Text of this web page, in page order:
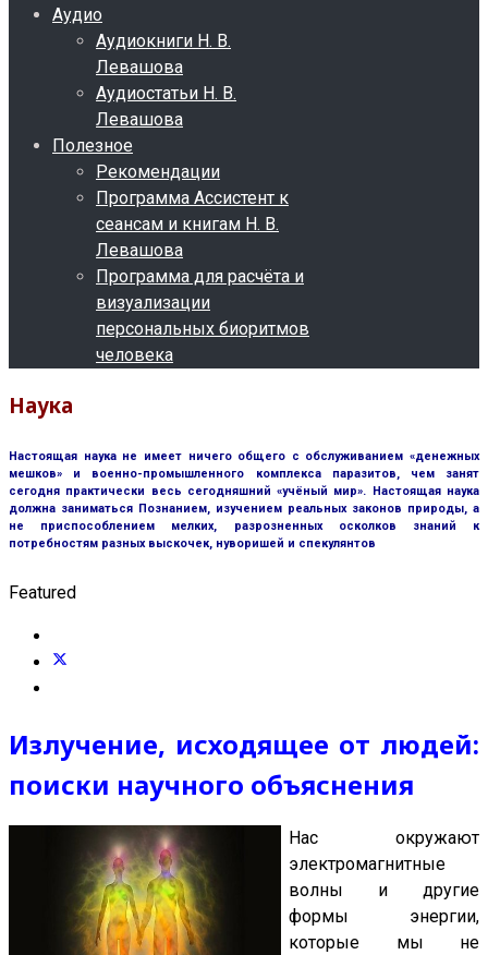
Аудио
Аудиокниги Н. В.
Левашова
Аудиостатьи Н. В.
Левашова
Полезное
Рекомендации
Программа Ассистент к
сеансам и книгам Н. В.
Левашова
Программа для расчёта и
визуализации
персональных биоритмов
человека
Наука
Настоящая наука не имеет ничего общего с обслуживанием «денежных
мешков» и военно-промышленного комплекса паразитов, чем занят
сегодня практически весь сегодняшний «учёный мир». Настоящая наука
должна заниматься Познанием, изучением реальных законов природы, а
не приспособлением мелких, разрозненных осколков знаний к
потребностям разных выскочек, нуворишей и спекулянтов
Featured
Излучение, исходящее от людей:
поиски научного объяснения
Нас окружают
электромагнитные
волны и другие
формы энергии,
которые мы не